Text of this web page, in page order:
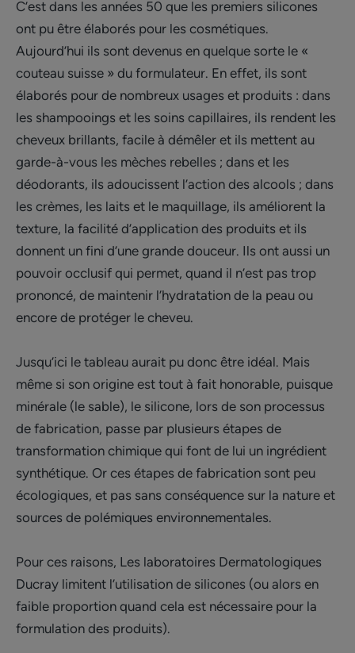
C’est dans les années 50 que les premiers silicones
ont pu être élaborés pour les cosmétiques.
Aujourd’hui ils sont devenus en quelque sorte le «
couteau suisse » du formulateur. En effet, ils sont
élaborés pour de nombreux usages et produits : dans
les shampooings et les soins capillaires, ils rendent les
cheveux brillants, facile à démêler et ils mettent au
garde-à-vous les mèches rebelles ; dans et les
déodorants, ils adoucissent l’action des alcools ; dans
les crèmes, les laits et le maquillage, ils améliorent la
texture, la facilité d’application des produits et ils
donnent un fini d’une grande douceur. Ils ont aussi un
pouvoir occlusif qui permet, quand il n’est pas trop
prononcé, de maintenir l’hydratation de la peau ou
encore de protéger le cheveu.
Jusqu’ici le tableau aurait pu donc être idéal. Mais
même si son origine est tout à fait honorable, puisque
minérale (le sable), le silicone, lors de son processus
de fabrication, passe par plusieurs étapes de
transformation chimique qui font de lui un ingrédient
synthétique. Or ces étapes de fabrication sont peu
écologiques, et pas sans conséquence sur la nature et
sources de polémiques environnementales.
Pour ces raisons, Les laboratoires Dermatologiques
Ducray limitent l’utilisation de silicones (ou alors en
faible proportion quand cela est nécessaire pour la
formulation des produits).